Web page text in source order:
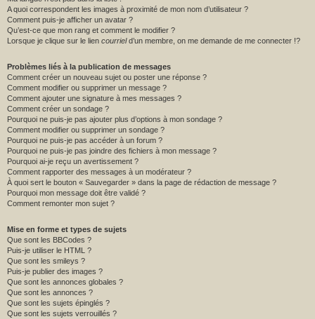
A quoi correspondent les images à proximité de mon nom d’utilisateur ?
Comment puis-je afficher un avatar ?
Qu’est-ce que mon rang et comment le modifier ?
Lorsque je clique sur le lien courrield’un membre, on me demande de me connecter !?
Problèmes liés à la publication de messages
Comment créer un nouveau sujet ou poster une réponse ?
Comment modifier ou supprimer un message ?
Comment ajouter une signature à mes messages ?
Comment créer un sondage ?
Pourquoi ne puis-je pas ajouter plus d’options à mon sondage ?
Comment modifier ou supprimer un sondage ?
Pourquoi ne puis-je pas accéder à un forum ?
Pourquoi ne puis-je pas joindre des fichiers à mon message ?
Pourquoi ai-je reçu un avertissement ?
Comment rapporter des messages à un modérateur ?
À quoi sert le bouton « Sauvegarder » dans la page de rédaction de message ?
Pourquoi mon message doit être validé ?
Comment remonter mon sujet ?
Mise en forme et types de sujets
Que sont les BBCodes ?
Puis-je utiliser le HTML ?
Que sont les smileys ?
Puis-je publier des images ?
Que sont les annonces globales ?
Que sont les annonces ?
Que sont les sujets épinglés ?
Que sont les sujets verrouillés ?